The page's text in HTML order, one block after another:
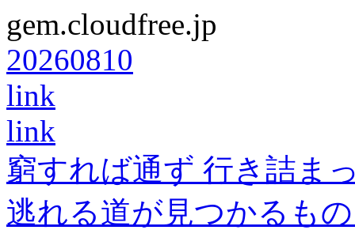
gem.cloudfree.jp
20260810
link
link
窮すれば通ず 行き詰ま
逃れる道が見つかるも